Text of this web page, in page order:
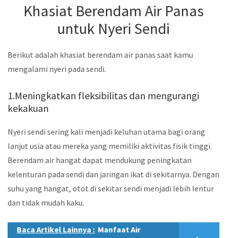
Khasiat Berendam Air Panas
untuk Nyeri Sendi
Berikut adalah khasiat berendam air panas saat kamu
mengalami nyeri pada sendi.
1.Meningkatkan fleksibilitas dan mengurangi
kekakuan
Nyeri sendi sering kali menjadi keluhan utama bagi orang
lanjut usia atau mereka yang memiliki aktivitas fisik tinggi.
Berendam air hangat dapat mendukung peningkatan
kelenturan pada sendi dan jaringan ikat di sekitarnya. Dengan
suhu yang hangat, otot di sekitar sendi menjadi lebih lentur
dan tidak mudah kaku.
Baca Artikel Lainnya : Manfaat Air